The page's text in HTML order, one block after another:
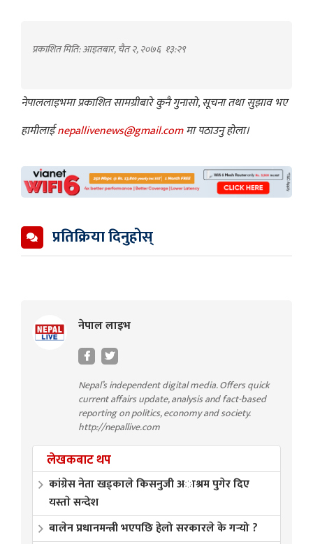
प्रकाशित मिति: आइतबार, चैत २, २०७६ १३:२९
नेपाललाइभमा प्रकाशित सामग्रीबारे कुनै गुनासो, सूचना तथा सुझाव भए
हामीलाईnepallivenews@gmail.comमा पठाउनु होला।
प्रतिक्रिया दिनुहोस्
नेपाल लाइभ
Nepal’s independent digital media. Offers quick
current affairs update, analysis and fact-based
reporting on politics, economy and society.
http://nepallive.com
लेखकबाट थप
कांग्रेस नेता खड्काले किसनुजी अाश्रम पुगेर दिए
यस्ताे सन्देश
बालेन प्रधानमन्त्री भएपछि हेलो सरकारले के गर्‍यो ?